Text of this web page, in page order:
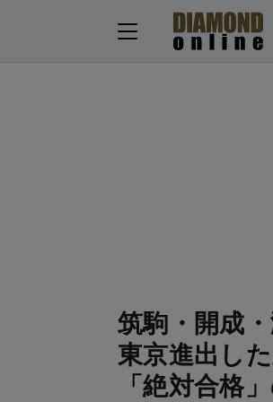
筑駒・開成
東京進出し
「絶対合格